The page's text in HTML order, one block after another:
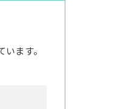
ます。